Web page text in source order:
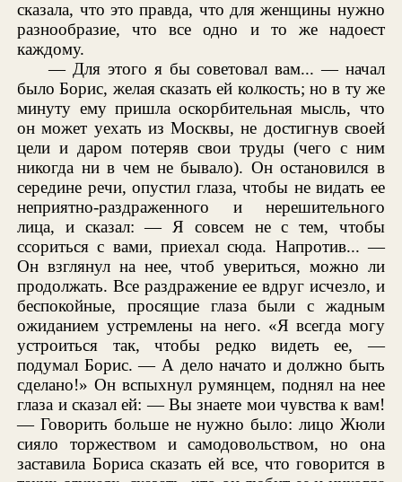
сказала, что это правда, что для женщины нужно
разнообразие, что все одно и то же надоест
каждому.
— Для этого я бы советовал вам... — начал
было Борис, желая сказать ей колкость; но в ту же
минуту ему пришла оскорбительная мысль, что
он может уехать из Москвы, не достигнув своей
цели и даром потеряв свои труды (чего с ним
никогда ни в чем не бывало). Он остановился в
середине речи, опустил глаза, чтобы не видать ее
неприятно-раздраженного и нерешительного
лица, и сказал: — Я совсем не с тем, чтобы
ссориться с вами, приехал сюда. Напротив... —
Он взглянул на нее, чтоб увериться, можно ли
продолжать. Все раздражение ее вдруг исчезло, и
беспокойные, просящие глаза были с жадным
ожиданием устремлены на него. «Я всегда могу
устроиться так, чтобы редко видеть ее, —
подумал Борис. — А дело начато и должно быть
сделано!» Он вспыхнул румянцем, поднял на нее
глаза и сказал ей: — Вы знаете мои чувства к вам!
— Говорить больше не нужно было: лицо Жюли
сияло торжеством и самодовольством, но она
заставила Бориса сказать ей все, что говорится в